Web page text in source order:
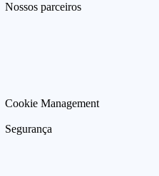
Nossos parceiros
Cookie Management
Segurança